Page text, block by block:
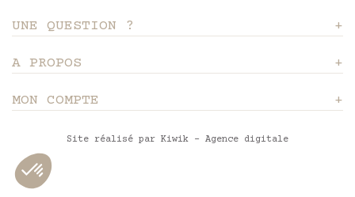
UNE QUESTION ?
A PROPOS
MON COMPTE
Site réalisé par Kiwik - Agence digitale